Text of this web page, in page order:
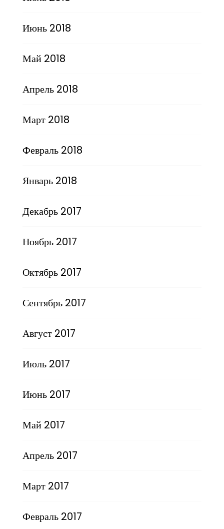
Июнь 2018
Май 2018
Апрель 2018
Март 2018
Февраль 2018
Январь 2018
Декабрь 2017
Ноябрь 2017
Октябрь 2017
Сентябрь 2017
Август 2017
Июль 2017
Июнь 2017
Май 2017
Апрель 2017
Март 2017
Февраль 2017